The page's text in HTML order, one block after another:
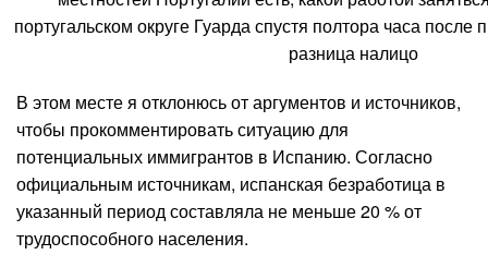
португальском округе Гуарда спустя полтора часа
разница налицо
В этом месте я отклонюсь от аргументов и источников,
чтобы прокомментировать ситуацию для
потенциальных иммигрантов в Испанию. Согласно
официальным источникам, испанская безработица в
указанный период составляла не меньше 20 % от
трудоспособного населения.